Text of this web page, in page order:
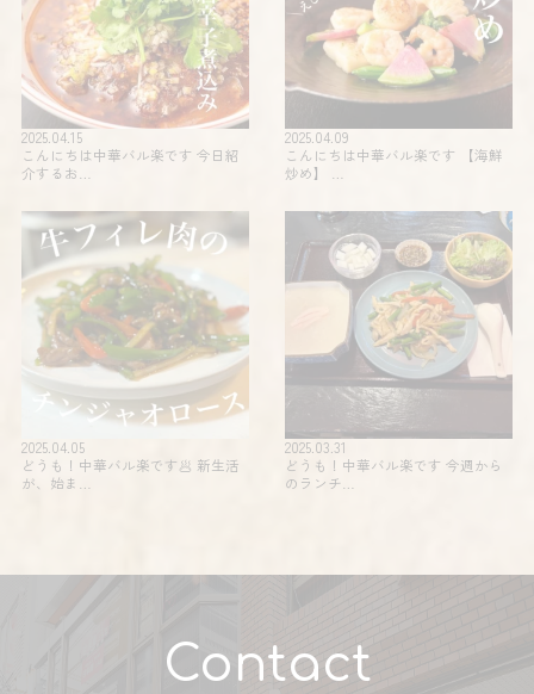
2025.04.15
こんにちは中華バル楽です 今日紹
介するお…
2025.04.09
こんにちは中華バル楽です 【海鮮
炒め】 …
2025.04.05
どうも！中華バル楽です🥟 新生活
が、始ま…
2025.03.31
どうも！中華バル楽です 今週から
のランチ…
Contact